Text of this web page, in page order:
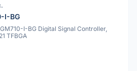
I-BG
I-BG Digital Signal Controller,
TFBGA